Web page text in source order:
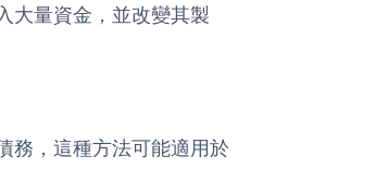
大量資金，並改變其製
務，這種方法可能適用於